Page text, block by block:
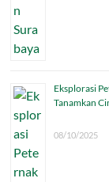
Eksplorasi
Tanamkan
08/10/2025